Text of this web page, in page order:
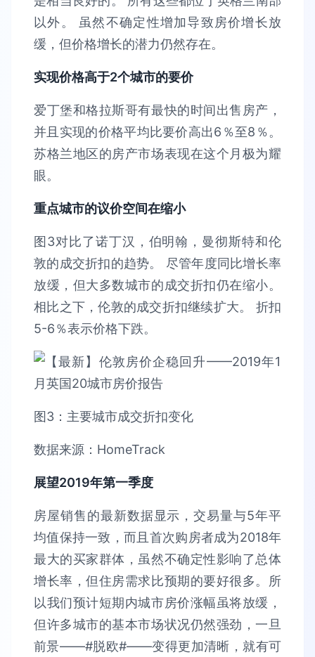
以外。 虽然不确定性增加导致房价增长放
缓，但价格增长的潜力仍然存在。
实现价格高于2个城市的要价
爱丁堡和格拉斯哥有最快的时间出售房产，
并且实现的价格平均比要价高出6％至8％。
苏格兰地区的房产市场表现在这个月极为耀
眼。
重点城市的议价空间在缩小
图3对比了诺丁汉，伯明翰，曼彻斯特和伦
敦的成交折扣的趋势。 尽管年度同比增长率
放缓，但大多数城市的成交折扣仍在缩小。
相比之下，伦敦的成交折扣继续扩大。 折扣
5-6％表示价格下跌。
图3：主要城市成交折扣变化
数据来源：HomeTrack
展望2019年第一季度
房屋销售的最新数据显示，交易量与5年平
均值保持一致，而且首次购房者成为2018年
最大的买家群体，虽然不确定性影响了总体
增长率，但住房需求比预期的要好很多。所
以我们预计短期内城市房价涨幅虽将放缓，
但许多城市的基本市场状况仍然强劲，一旦
前景——#脱欧#——变得更加清晰，就有可